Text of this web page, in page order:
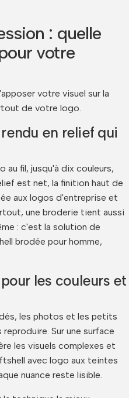
: quelle
votre
votre visuel sur la
de votre logo.
en relief qui
fil, jusqu'à dix couleurs,
est net, la finition haut de
aux logos d'entreprise et
une broderie tient aussi
: c'est la solution de
brodée pour homme,
les couleurs et
les photos et les petits
Sur une surface
les visuels complexes et
avec logo aux teintes
nuance reste lisible.